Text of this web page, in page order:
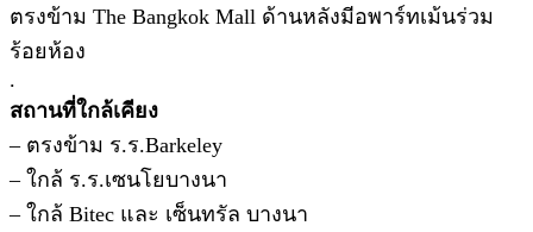
ตรงข้าม The Bangkok Mall ด้านหลังมีอพาร์ทเม้นร่วม
ร้อยห้อง
.
สถานที่ใกล้เคียง
– ตรงข้าม ร.ร.Barkeley
– ใกล้ ร.ร.เซนโยบางนา
– ใกล้ Bitec และ เซ็นทรัล บางนา